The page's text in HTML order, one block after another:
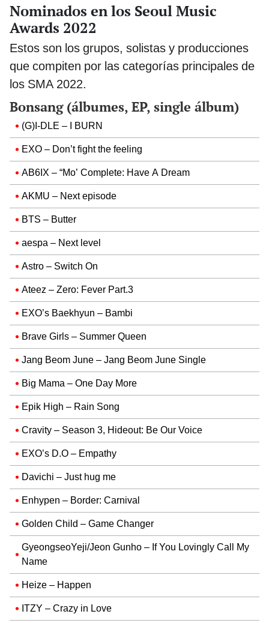
Nominados en los Seoul Music
Awards 2022
Estos son los grupos, solistas y producciones
que compiten por las categorías principales de
los SMA 2022.
Bonsang (álbumes, EP, single álbum)
(G)I-DLE – I BURN
EXO – Don’t fight the feeling
AB6IX – “Mo’ Complete: Have A Dream
AKMU – Next episode
BTS – Butter
aespa – Next level
Astro – Switch On
Ateez – Zero: Fever Part.3
EXO’s Baekhyun – Bambi
Brave Girls – Summer Queen
Jang Beom June – Jang Beom June Single
Big Mama – One Day More
Epik High – Rain Song
Cravity – Season 3, Hideout: Be Our Voice
EXO’s D.O – Empathy
Davichi – Just hug me
Enhypen – Border: Carnival
Golden Child – Game Changer
GyeongseoYeji/Jeon Gunho – If You Lovingly Call My
Name
Heize – Happen
ITZY – Crazy in Love